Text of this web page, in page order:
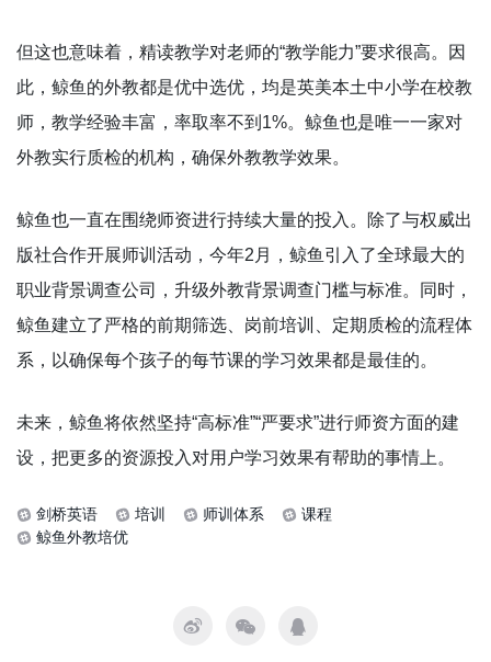
但这也意味着，精读教学对老师的“教学能力”要求很高。因
此，鲸鱼的外教都是优中选优，均是英美本土中小学在校教
师，教学经验丰富，率取率不到1%。鲸鱼也是唯一一家对
外教实行质检的机构，确保外教教学效果。
鲸鱼也一直在围绕师资进行持续大量的投入。除了与权威出
版社合作开展师训活动，今年2月，鲸鱼引入了全球最大的
职业背景调查公司，升级外教背景调查门槛与标准。同时，
鲸鱼建立了严格的前期筛选、岗前培训、定期质检的流程体
系，以确保每个孩子的每节课的学习效果都是最佳的。
未来，鲸鱼将依然坚持“高标准”“严要求”进行师资方面的建
设，把更多的资源投入对用户学习效果有帮助的事情上。
剑桥英语 培训 师训体系
课程
鲸鱼外教培优